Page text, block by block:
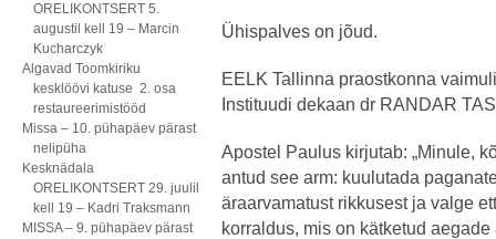
ORELIKONTSERT 5.
augustil kell 19 – Marcin
Kucharczyk
Algavad Toomkiriku
kesklöövi katuse 2. osa
restaureerimistööd
Missa – 10. pühapäev pärast
nelipüha
Kesknädala
ORELIKONTSERT 29. juulil
kell 19 – Kadri Traksmann
MISSA – 9. pühapäev pärast
Ühispalves on jõud.
EELK Tallinna praostkonna
Instituudi dekaan dr RANDAR
Apostel Paulus kirjutab: „Minule,
antud see arm: kuulutada
äraarvamatust rikkusest ja valge
korraldus, mis on kätketud